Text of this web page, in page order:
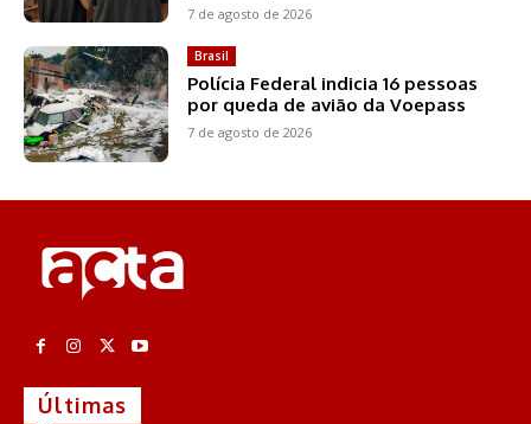
7 de agosto de 2026
Brasil
Polícia Federal indicia 16 pessoas
por queda de avião da Voepass
7 de agosto de 2026
Últimas